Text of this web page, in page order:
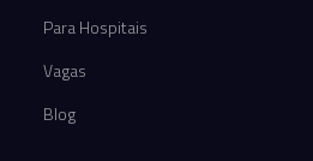
Para Hospitais
Vagas
Blog